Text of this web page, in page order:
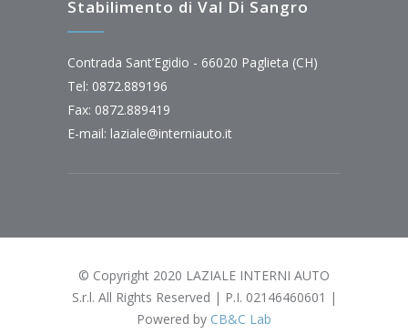
Stabilimento di Val Di Sangro
Contrada Sant’Egidio - 66020 Paglieta (CH)
Tel: 0872.889196
Fax: 0872.889419
E-mail: laziale@interniauto.it
© Copyright 2020 LAZIALE INTERNI AUTO
S.r.l. All Rights Reserved | P.I. 02146460601 |
Powered by CB&C Lab